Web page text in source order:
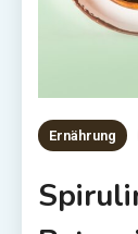
Ernährung